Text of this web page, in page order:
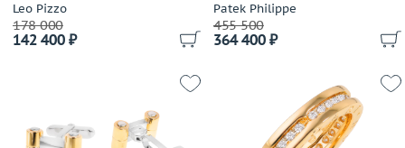
Leo Pizzo
178 000
142 400 ₽
Patek Philippe
455 500
364 400 ₽